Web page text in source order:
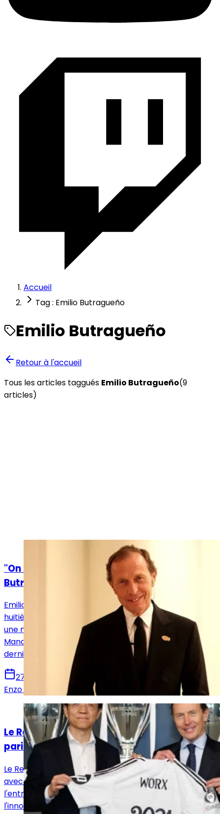
Accueil
Tag : Emilio Butragueño
Emilio Butragueño
Retour à l'accueil
Tous les articles taggués Emilio Butragueño(9
articles)
"On devra obtenir un bon résultat à l'aller",
Butragueño réagit au tirage au sort
Emilio Butragueño a réagi au tirage au sort des
huitièmes de finale de la Ligue des champions, qui verra
une nouvelle fois le Real Madrid croiser la route de
Manchester City. Un duel devenu presque habituel ces
dernières saisons sur la scène européenne.
27 février 2026
Enzo Teixeira
Actualités
Le Real Madrid s'associe à Kress et Worx, un
pari durable
Le Real Madrid a annoncé une alliance stratégique
avec ces deux entreprises spécialisées dans
l'entretien extérieur. Le club madrilène mise sur
l'innovation et la performance sans rogner sur sa